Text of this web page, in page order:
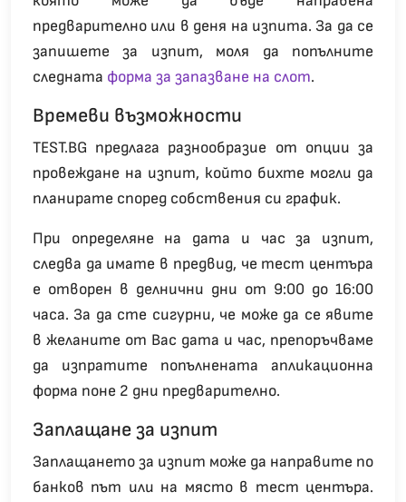
предварително или в деня на изпита. За да се
запишете за изпит, моля да попълните
следната форма за запазване на слот.
Времеви възможности
TEST.BG предлага разнообразие от опции за
провеждане на изпит, който бихте могли да
планирате според собствения си график.
При определяне на дата и час за изпит,
следва да имате в предвид, че тест центъра
е отворен в делнични дни от 9:00 до 16:00
часа. За да сте сигурни, че може да се явите
в желаните от Вас дата и час, препоръчваме
да изпратите попълнената апликационна
форма поне 2 дни предварително.
Заплащане за изпит
Заплащането за изпит може да направите по
банков път или на място в тест центъра.